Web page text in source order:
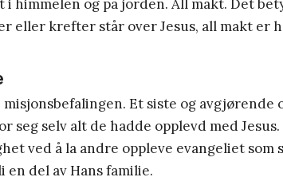
i himmelen og på jorden. All makt. Det
eller krefter står over Jesus, all makt er
Et siste og avgjørende
seg selv alt de hadde opplevd med
ved å la andre oppleve evangeliet som
en del av Hans familie.